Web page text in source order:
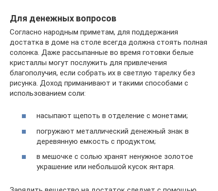
Для денежных вопросов
Согласно народным приметам, для поддержания
достатка в доме на столе всегда должна стоять полная
солонка. Даже рассыпанные во время готовки белые
кристаллы могут послужить для привлечения
благополучия, если собрать их в светлую тарелку без
рисунка. Доход приманивают и такими способами с
использованием соли:
насыпают щепоть в отделение с монетами;
погружают металлический денежный знак в
деревянную емкость с продуктом;
в мешочке с солью хранят ненужное золотое
украшение или небольшой кусок янтаря.